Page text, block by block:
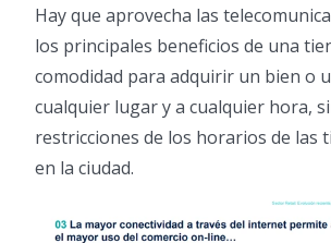
Hay que aprovecha las
los principales beneficios de una
comodidad para adquirir un bien o
cualquier lugar y a cualquier hora,
restricciones de los horarios de las
en la ciudad.